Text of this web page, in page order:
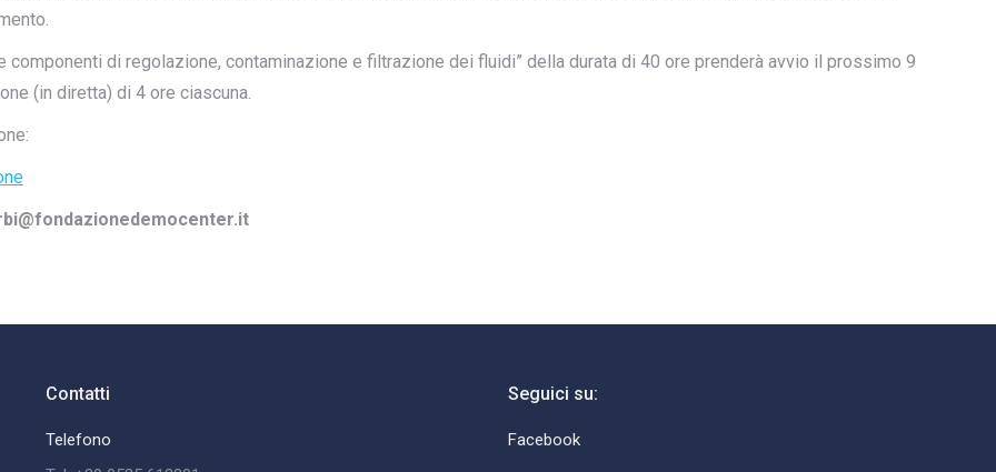
componenti di regolazione, contaminazione e filtrazione dei fluidi” della durata di 40 ore prenderà avvio il prossimo 9
(in diretta) di 4 ore ciascuna.
Contatti
Telefono
Seguici su:
Facebook